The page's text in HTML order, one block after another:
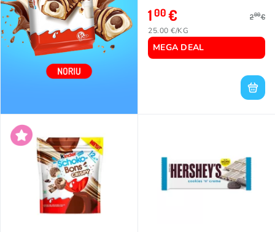
MEGA DEAL
(RASPBERRY/PEANUT
CREAM), 40g
100€ 200€
25.00 €/KG